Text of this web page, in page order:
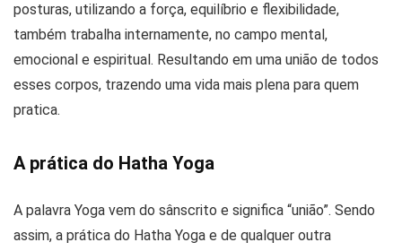
posturas, utilizando a força, equilíbrio e flexibilidade,
também trabalha internamente, no campo mental,
emocional e espiritual. Resultando em uma união de todos
esses corpos, trazendo uma vida mais plena para quem
pratica.
A prática do Hatha Yoga
A palavra Yoga vem do sânscrito e significa “união”. Sendo
assim, a prática do Hatha Yoga e de qualquer outra